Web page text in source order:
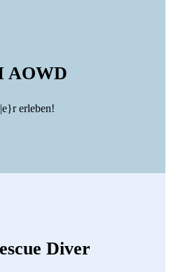
AOWD
erleben!
Diver